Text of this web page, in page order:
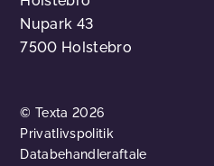
Nupark 43
7500 Holstebro
© Texta 2026
Privatlivspolitik
Databehandleraftale